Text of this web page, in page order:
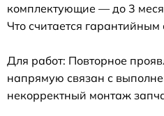
комплектующие — до 3
Что считается гарантийным
Для работ: Повторное
напрямую связан с
некорректный монтаж